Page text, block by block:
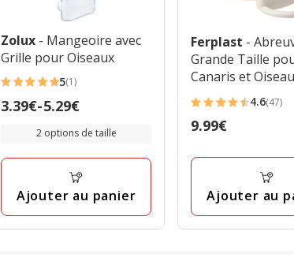
Zolux - Mangeoire avec
Grille pour Oiseaux
5
étoiles
avis
5(1)
Prix
à
3.39€-5.29€
2 options de taille
Ajouter au panier
Ferplast -
Grande Taille
Canaris et
Exotiques
4.6
étoiles
47
4.6(47)
Prix
9.99€
Ajouter au